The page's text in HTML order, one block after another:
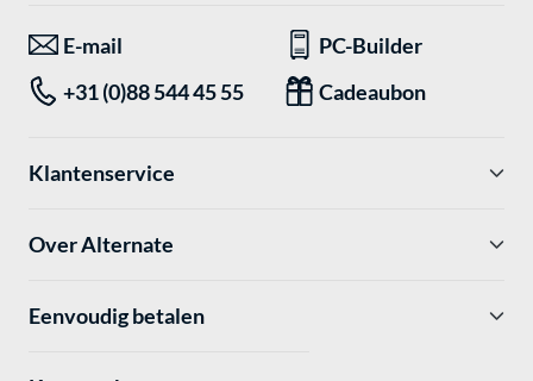
E-mail
PC-Builder
+31 (0)88 544 45 55
Cadeaubon
Klantenservice
Over Alternate
Eenvoudig betalen